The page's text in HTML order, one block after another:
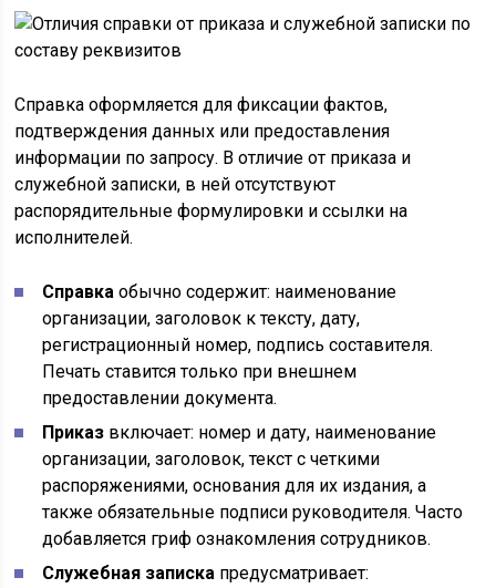
Справка оформляется для фиксации фактов,
подтверждения данных или предоставления
информации по запросу. В отличие от приказа и
служебной записки, в ней отсутствуют
распорядительные формулировки и ссылки на
исполнителей.
Справка обычно содержит: наименование
организации, заголовок к тексту, дату,
регистрационный номер, подпись составителя.
Печать ставится только при внешнем
предоставлении документа.
Приказ включает: номер и дату, наименование
организации, заголовок, текст с четкими
распоряжениями, основания для их издания, а
также обязательные подписи руководителя. Часто
добавляется гриф ознакомления сотрудников.
Служебная записка предусматривает: